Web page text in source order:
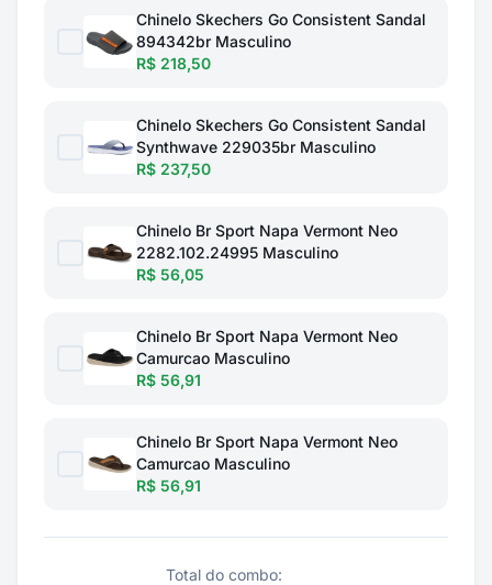
Chinelo Skechers Go Consistent Sandal
894342br Masculino
R$ 218,50
Chinelo Skechers Go Consistent Sandal
Synthwave 229035br Masculino
R$ 237,50
Chinelo Br Sport Napa Vermont Neo
2282.102.24995 Masculino
R$ 56,05
Chinelo Br Sport Napa Vermont Neo
Camurcao Masculino
R$ 56,91
Chinelo Br Sport Napa Vermont Neo
Camurcao Masculino
R$ 56,91
Total do combo: